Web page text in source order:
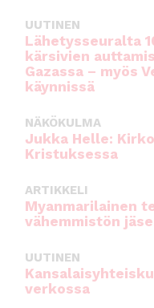
UUTINEN
Lähetysseuralta
kärsivien
Gazassa – myös
käynnissä
NÄKÖKULMA
Jukka Helle:
Kristuksessa
ARTIKKELI
Myanmarilainen
vähemmistön
UUTINEN
verkossa